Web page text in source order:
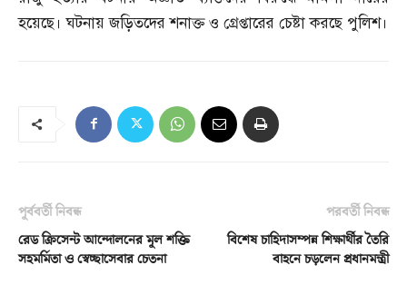
হয়েছে। ঘটনায় জড়িতদের শনাক্ত ও গ্রেপ্তারের চেষ্টা করছে পুলিশ।
পূর্ববর্তী নিবন্ধ
রেড ক্রিসেন্ট আন্দোলনের মূল শক্তি
সহমর্মিতা ও স্বেচ্ছাসেবার চেতনা
পরবর্তী নিবন্ধ
বিশেষ চাহিদাসম্পন্ন শিক্ষার্থীর তৈরি
বাহনে চড়লেন প্রধানমন্ত্রী